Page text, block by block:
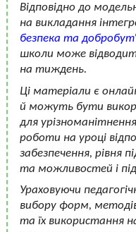
Відповідно до
на викладання
безпека та добробут
школи може
на тиждень.
Ці матеріали є
й можуть бути
для
роботи на уроці
забезпечення, рівня
та можливостей і
Ураховуючи
вибору форм,
та їх використання